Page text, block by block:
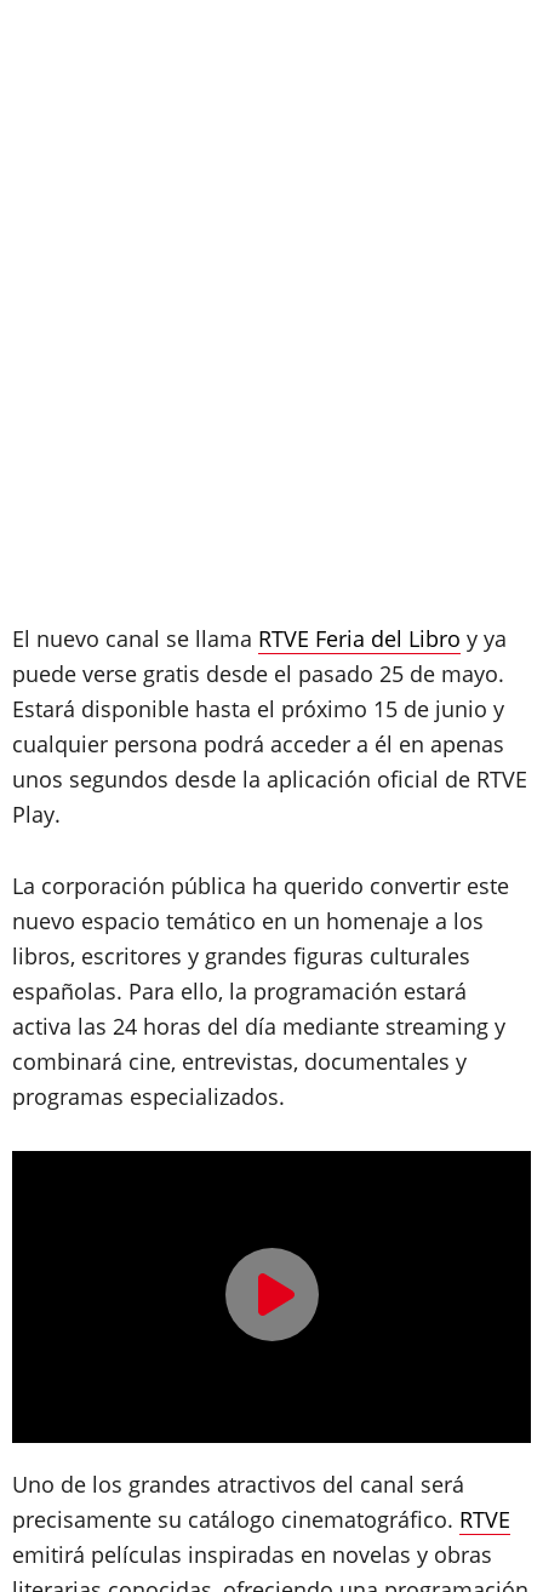
El nuevo canal se llama RTVE Feria del Libro y ya
puede verse gratis desde el pasado 25 de mayo.
Estará disponible hasta el próximo 15 de junio y
cualquier persona podrá acceder a él en apenas
unos segundos desde la aplicación oficial de RTVE
Play.
La corporación pública ha querido convertir este
nuevo espacio temático en un homenaje a los
libros, escritores y grandes figuras culturales
españolas. Para ello, la programación estará
activa las 24 horas del día mediante streaming y
combinará cine, entrevistas, documentales y
programas especializados.
Uno de los grandes atractivos del canal será
precisamente su catálogo cinematográfico. RTVE
emitirá películas inspiradas en novelas y obras